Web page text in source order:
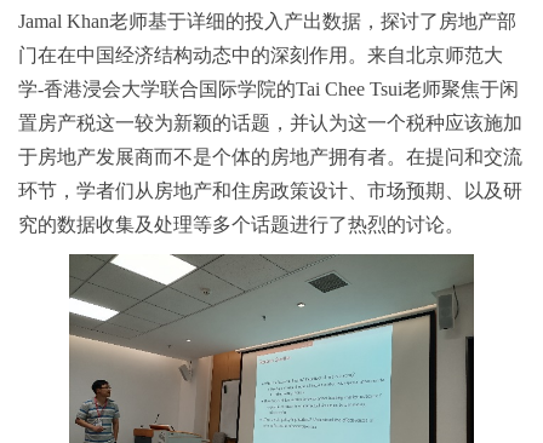
Jamal Khan老师基于详细的投入产出数据，探讨了房地产部
门在在中国经济结构动态中的深刻作用。来自北京师范大
学-香港浸会大学联合国际学院的Tai Chee Tsui老师聚焦于闲
置房产税这一较为新颖的话题，并认为这一个税种应该施加
于房地产发展商而不是个体的房地产拥有者。在提问和交流
环节，学者们从房地产和住房政策设计、市场预期、以及研
究的数据收集及处理等多个话题进行了热烈的讨论。